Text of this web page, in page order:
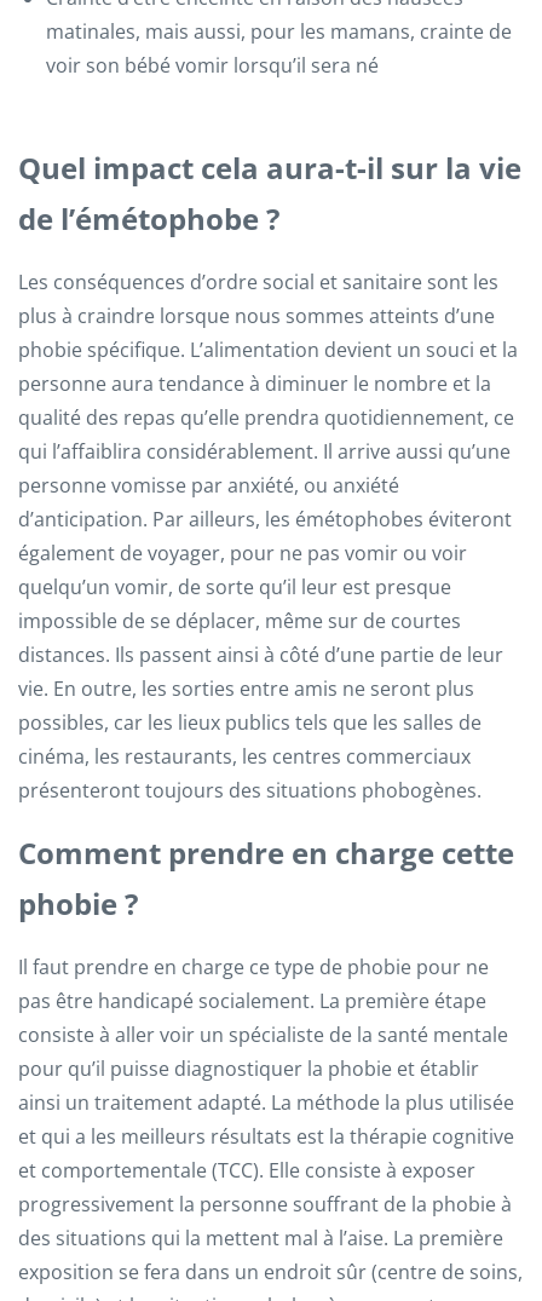
matinales, mais aussi, pour les mamans, crainte de
voir son bébé vomir lorsqu’il sera né
Quel impact cela aura-t-il sur la vie
de l’émétophobe ?
Les conséquences d’ordre social et sanitaire sont les
plus à craindre lorsque nous sommes atteints d’une
phobie spécifique. L’alimentation devient un souci et la
personne aura tendance à diminuer le nombre et la
qualité des repas qu’elle prendra quotidiennement, ce
qui l’affaiblira considérablement. Il arrive aussi qu’une
personne vomisse par anxiété, ou anxiété
d’anticipation. Par ailleurs, les émétophobes éviteront
également de voyager, pour ne pas vomir ou voir
quelqu’un vomir, de sorte qu’il leur est presque
impossible de se déplacer, même sur de courtes
distances. Ils passent ainsi à côté d’une partie de leur
vie. En outre, les sorties entre amis ne seront plus
possibles, car les lieux publics tels que les salles de
cinéma, les restaurants, les centres commerciaux
présenteront toujours des situations phobogènes.
Comment prendre en charge cette
phobie ?
Il faut prendre en charge ce type de phobie pour ne
pas être handicapé socialement. La première étape
consiste à aller voir un spécialiste de la santé mentale
pour qu’il puisse diagnostiquer la phobie et établir
ainsi un traitement adapté. La méthode la plus utilisée
et qui a les meilleurs résultats est la thérapie cognitive
et comportementale (TCC). Elle consiste à exposer
progressivement la personne souffrant de la phobie à
des situations qui la mettent mal à l’aise. La première
exposition se fera dans un endroit sûr (centre de soins,